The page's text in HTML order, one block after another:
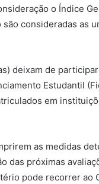
o Índice
consideradas as
deixam de
Estudantil
em
as medidas
das próximas
pode recorrer ao